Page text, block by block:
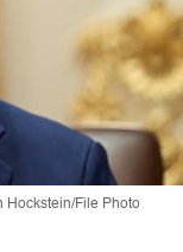
Hockstein/File Photo